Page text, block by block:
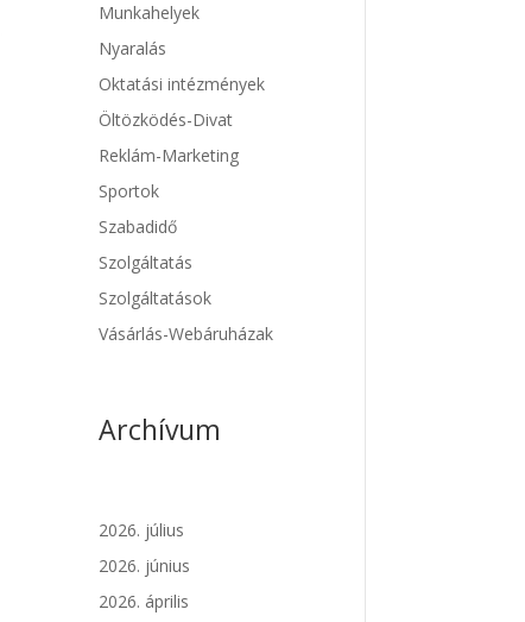
Munkahelyek
Nyaralás
Oktatási intézmények
Öltözködés-Divat
Reklám-Marketing
Sportok
Szabadidő
Szolgáltatás
Szolgáltatások
Vásárlás-Webáruházak
Archívum
2026. július
2026. június
2026. április